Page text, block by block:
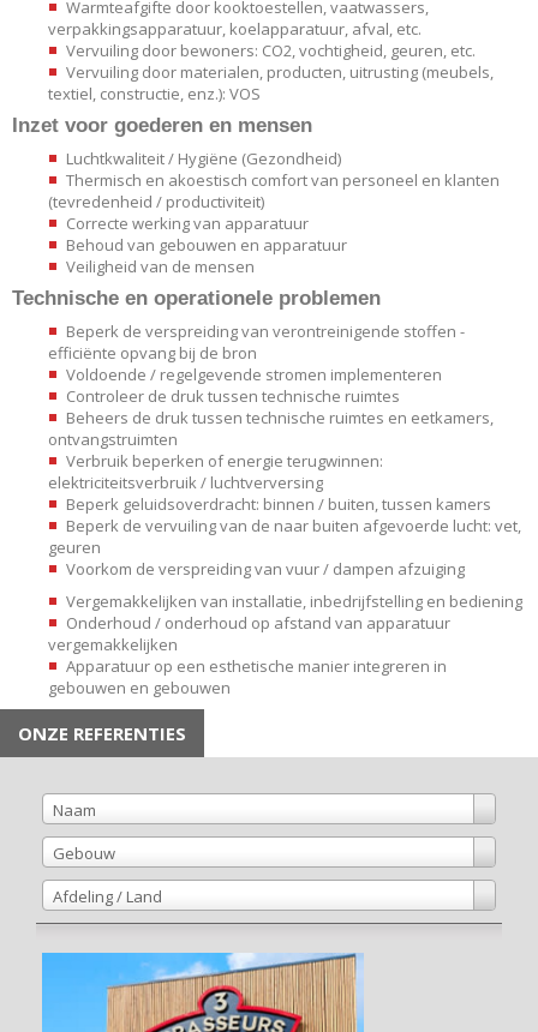
Warmteafgifte door kooktoestellen, vaatwassers,
verpakkingsapparatuur, koelapparatuur, afval, etc.
Vervuiling door bewoners: CO2, vochtigheid, geuren, etc.
Vervuiling door materialen, producten, uitrusting (meubels,
textiel, constructie, enz.): VOS
Inzet voor goederen en mensen
Luchtkwaliteit / Hygiëne (Gezondheid)
Thermisch en akoestisch comfort van personeel en klanten
(tevredenheid / productiviteit)
Correcte werking van apparatuur
Behoud van gebouwen en apparatuur
Veiligheid van de mensen
Technische en operationele problemen
Beperk de verspreiding van verontreinigende stoffen -
efficiënte opvang bij de bron
Voldoende / regelgevende stromen implementeren
Controleer de druk tussen technische ruimtes
Beheers de druk tussen technische ruimtes en eetkamers,
ontvangstruimten
Verbruik beperken of energie terugwinnen:
elektriciteitsverbruik / luchtverversing
Beperk geluidsoverdracht: binnen / buiten, tussen kamers
Beperk de vervuiling van de naar buiten afgevoerde lucht: vet,
geuren
Voorkom de verspreiding van vuur / dampen afzuiging
Vergemakkelijken van installatie, inbedrijfstelling en bediening
Onderhoud / onderhoud op afstand van apparatuur
vergemakkelijken
Apparatuur op een esthetische manier integreren in
gebouwen en gebouwen
ONZE REFERENTIES
Naam
Gebouw
Afdeling / Land